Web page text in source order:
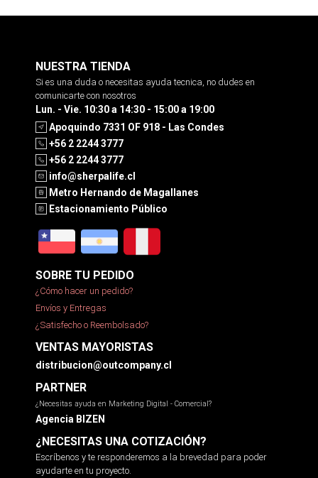
NUESTRA TIENDA
Si es una duda o necesitas ayuda tecnica, no dudes en
comunicarte con nosotros
Lun. - Vie. 10:30 a 14:30 - 15:00 a 19:00
Apoquindo 7331 OF 918 - Las Condes
+56 2 2244 3777
+56 2 2244 3777
info@sherpalife.cl
Metro Hernando de Magallanes
Estacionamiento Público
SOBRE TU PEDIDO
¿Cómo hacer un pedido?
Envíos y Entregas
¿Satisfecho o Reembolsado?
VENTAS MAYORISTAS
distribucion@outcompany.cl
PARTNER
¿Necesitas ayuda en Marketing Digital - Comercial?
Agencia BIZEN
¿NECESITAS UNA COTIZACIÓN?
Escríbenos y te responderemos a la brevedad para poder
ayudarte en tu proyecto.